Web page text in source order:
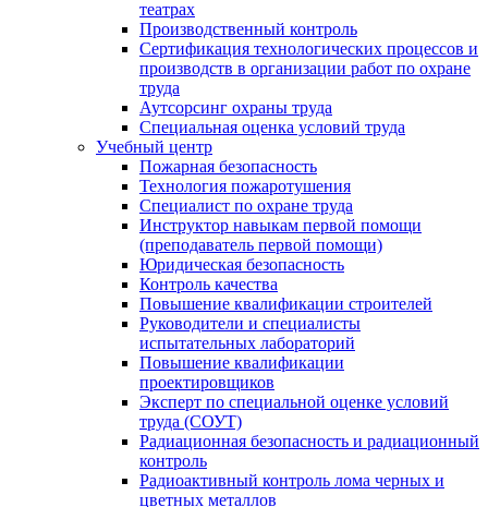
театрах
Производственный контроль
Сертификация технологических процессов и
производств в организации работ по охране
труда
Аутсорсинг охраны труда
Специальная оценка условий труда
Учебный центр
Пожарная безопасность
Технология пожаротушения
Специалист по охране труда
Инструктор навыкам первой помощи
(преподаватель первой помощи)
Юридическая безопасность
Контроль качества
Повышение квалификации строителей
Руководители и специалисты
испытательных лабораторий
Повышение квалификации
проектировщиков
Эксперт по специальной оценке условий
труда (СОУТ)
Радиационная безопасность и радиационный
контроль
Радиоактивный контроль лома черных и
цветных металлов